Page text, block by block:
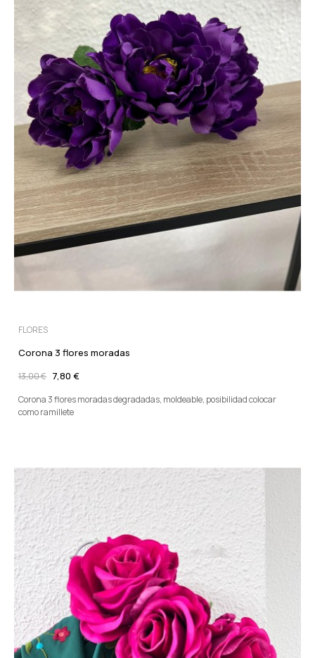
FLORES
Corona 3 flores moradas
13,00 € 7,80 €
Corona 3 flores moradas degradadas, moldeable, posibilidad colocar
como ramillete